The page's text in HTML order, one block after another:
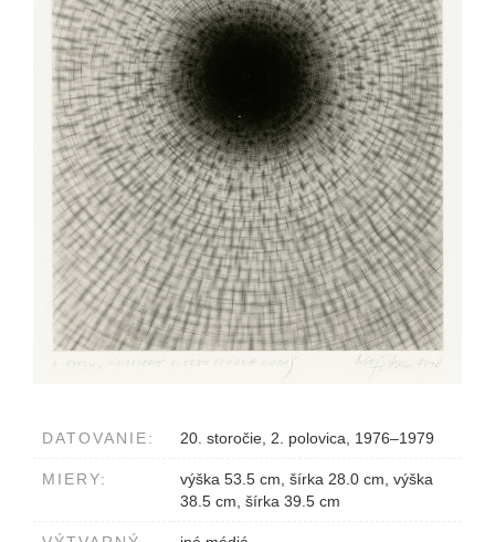
DATOVANIE: 20. storočie, 2. polovica, 1976–1979
MIERY:
výška 53.5 cm, šírka 28.0 cm, výška
38.5 cm, šírka 39.5 cm